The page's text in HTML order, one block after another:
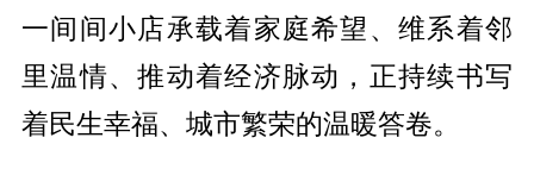
一间间小店承载着家庭希望、维系着邻
里温情、推动着经济脉动，正持续书写
着民生幸福、城市繁荣的温暖答卷。